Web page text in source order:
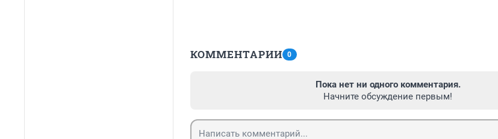
КОММЕНТАРИИ 0
Пока нет ни одного комментария.
Начните обсуждение первым!